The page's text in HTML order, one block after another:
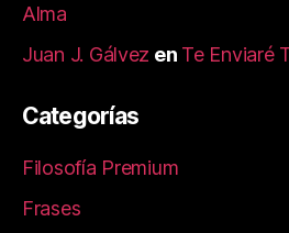
Alma
Juan J. Gálvez en Te Enviaré
Categorías
Filosofía Premium
Frases